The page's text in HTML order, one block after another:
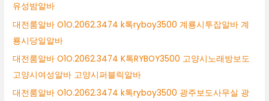
유성밤알바
대전룸알바 O1O.2062.3474 k톡ryboy3500 계룡시투잡알바 계
룡시당일알바
대전룸알바 O1O.2062.3474 K톡RYBOY3500 고양시노래방보도
고양시여성알바 고양시퍼블릭알바
대전룸알바 O1O.2062.3474 k톡ryboy3500 광주보도사무실 광